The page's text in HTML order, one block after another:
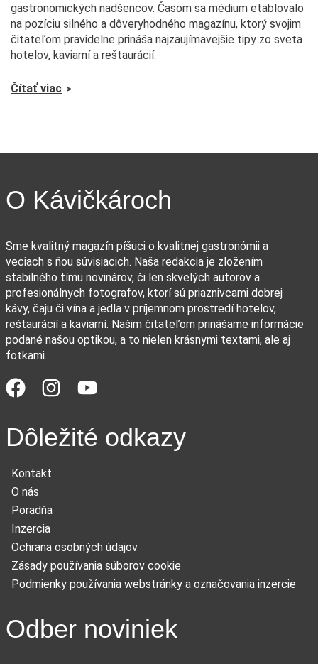
gastronomických nadšencov. Časom sa médium etablovalo
na pozíciu silného a dôveryhodného magazínu, ktorý svojim
čitateľom pravidelne prináša najzaujímavejšie tipy zo sveta
hotelov, kaviarní a reštaurácií.
Čítať viac
O Kávičkároch
Sme kvalitný magazín píšuci o kvalitnej gastronómii a
veciach s ňou súvisiacich. Naša redakcia je zložením
stabilného tímu novinárov, či len skvelých autorov a
profesionálnych fotografov, ktorí sú priaznivcami dobrej
kávy, čaju či vína a jedla v príjemnom prostredí hotelov,
reštaurácií a kaviarní. Našim čitateľom prinášame informácie
podané našou optikou, a to nielen krásnymi textami, ale aj
fotkami.
Dôležité odkazy
Kontakt
O nás
Poradňa
Inzercia
Ochrana osobných údajov
Zásady používania súborov cookie
Podmienky používania webstránky a označovania inzercie
Odber noviniek